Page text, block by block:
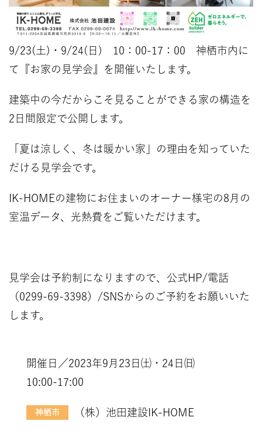
9/23(土)・9/24(日) 10：00-17：00 神栖市内に
て『お家の見学会』を開催いたします。
建築中の今だからこそ見ることができる家の構造を
2日間限定で公開します。
「夏は涼しく、冬は暖かい家」の理由を知っていた
だける見学会です。
IK-HOMEの建物にお住まいのオーナー様宅の8月の
室温データ、光熱費をご覧いただけます。
見学会は予約制になりますので、 公式HP/電話
（0299-69-3398）/SNSからのご予約をお願いいた
します。
開催日／2023年9月23日㈯・24日㈰
10:00-17:00
神栖市 （株）池田建設IK-HOME